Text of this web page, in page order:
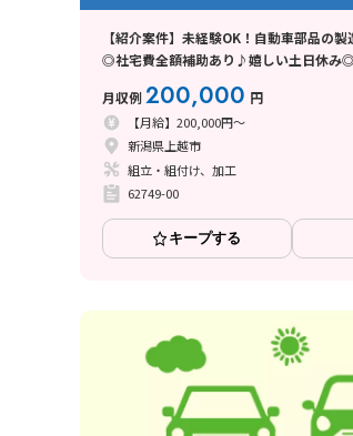
【紹介案件】未経験OK！自動車部品の
◎社宅費全額補助あり♪嬉しい土日休み◎
月収例200,000 円
【月給】200,000円～
新潟県上越市
組立・組付け、加工
62749-00
キープする